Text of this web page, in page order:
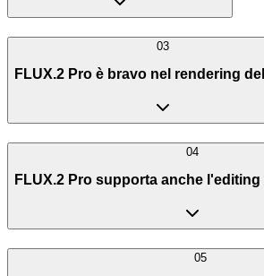
03
FLUX.2 Pro è bravo nel rendering
04
FLUX.2 Pro supporta anche
05